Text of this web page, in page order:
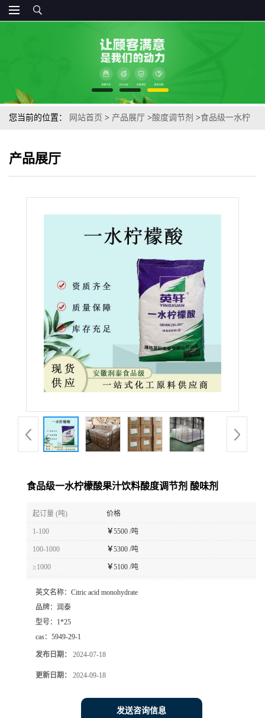
您当前的位置： 网站首页 > 产品展厅 >酸度调节剂 >食品级一水柠
产品展厅
食品级一水柠檬酸果汁饮料酸度调节剂 酸味剂
起订量 (吨) 价格
1-100 ￥5500 /吨
100-1000 ￥5300 /吨
≥1000 ￥5100 /吨
英文名称： Citric acid monohydrate
品牌： 润泰
型号： 1*25
cas： 5949-29-1
发布日期： 2024-07-18
更新日期： 2024-09-18
发送咨询信息